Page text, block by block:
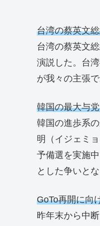
台湾の蔡英文
台湾の蔡英文
演説した。台
が我々の主張
韓国の最大与
韓国の進歩系
明（イジェミ
予備選を実施
とした争いとな
GoTo再開に向
昨年末から中